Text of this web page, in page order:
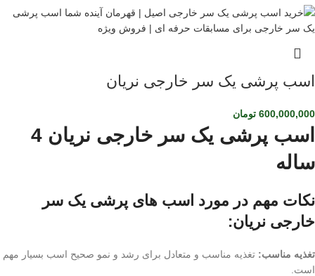
اسب پرشی یک سر خارجی نریان
600,000,000 تومان
اسب پرشی یک سر خارجی نریان 4
ساله
نکات مهم در مورد اسب های پرشی یک سر
خارجی نریان:
تغذیه مناسب: تغذیه مناسب و متعادل برای رشد و نمو صحیح اسب بسیار مهم
است.